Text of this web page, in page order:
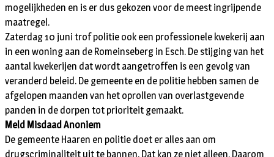
mogelijkheden en is er dus gekozen voor de meest ingrijpende
maatregel.
Zaterdag 10 juni trof politie ook een professionele kwekerij aan
in een woning aan de Romeinseberg in Esch. De stijging van het
aantal kwekerijen dat wordt aangetroffen is een gevolg van
veranderd beleid. De gemeente en de politie hebben samen de
afgelopen maanden van het oprollen van overlastgevende
panden in de dorpen tot prioriteit gemaakt.
Meld Misdaad Anoniem
De gemeente Haaren en politie doet er alles aan om
drugscriminaliteit uit te bannen. Dat kan ze niet alleen. Daarom